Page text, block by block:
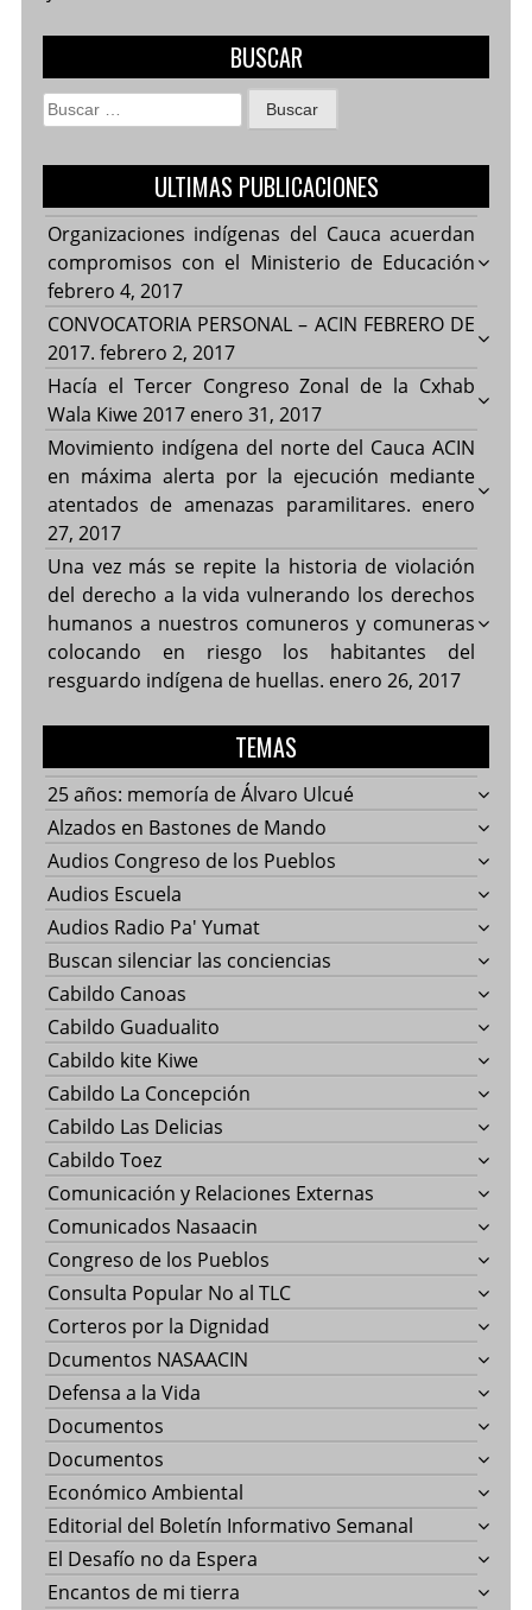
BUSCAR
Buscar:
ULTIMAS PUBLICACIONES
Organizaciones indígenas del Cauca acuerdan
compromisos con el Ministerio de Educación
febrero 4, 2017
CONVOCATORIA PERSONAL – ACIN FEBRERO DE
2017. febrero 2, 2017
Hacía el Tercer Congreso Zonal de la Cxhab
Wala Kiwe 2017 enero 31, 2017
Movimiento indígena del norte del Cauca ACIN
en máxima alerta por la ejecución mediante
atentados de amenazas paramilitares. enero
27, 2017
Una vez más se repite la historia de violación
del derecho a la vida vulnerando los derechos
humanos a nuestros comuneros y comuneras
colocando en riesgo los habitantes del
resguardo indígena de huellas. enero 26, 2017
TEMAS
25 años: memoría de Álvaro Ulcué
Alzados en Bastones de Mando
Audios Congreso de los Pueblos
Audios Escuela
Audios Radio Pa' Yumat
Buscan silenciar las conciencias
Cabildo Canoas
Cabildo Guadualito
Cabildo kite Kiwe
Cabildo La Concepción
Cabildo Las Delicias
Cabildo Toez
Comunicación y Relaciones Externas
Comunicados Nasaacin
Congreso de los Pueblos
Consulta Popular No al TLC
Corteros por la Dignidad
Dcumentos NASAACIN
Defensa a la Vida
Documentos
Documentos
Económico Ambiental
Editorial del Boletín Informativo Semanal
El Desafío no da Espera
Encantos de mi tierra